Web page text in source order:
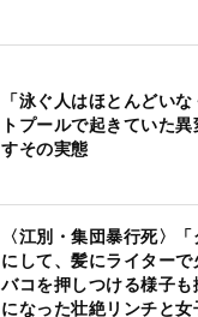
「泳ぐ人はほとんどい
トプールで起きていた
すその実態
〈江別・集団暴行死〉
にして、髪にライター
バコを押しつける様子
になった壮絶リンチと